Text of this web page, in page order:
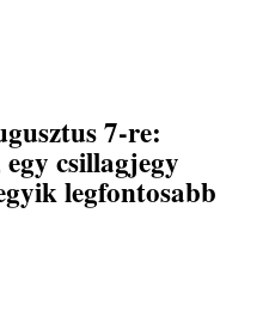
7-re:
csillagjegy
legfontosabb